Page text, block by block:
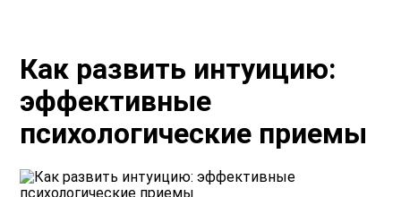
Как развить интуицию:
эффективные
психологические приемы